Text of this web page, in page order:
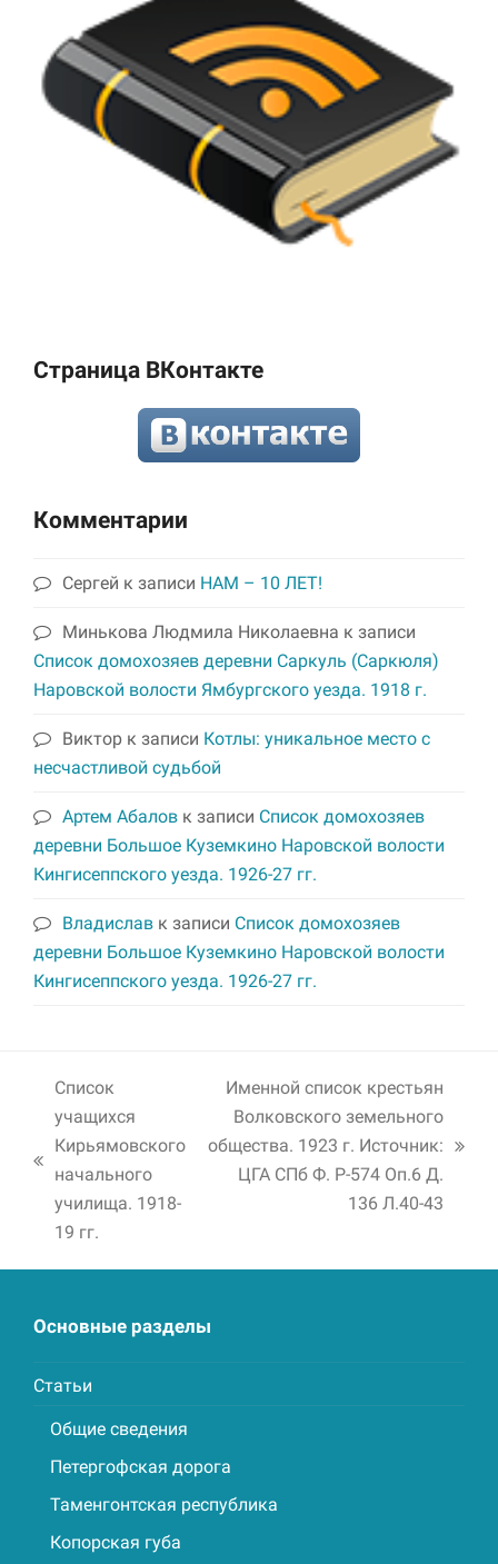
Страница ВКонтакте
Комментарии
Сергей к записи НАМ – 10 ЛЕТ!
Минькова Людмила Николаевна к записи
Список домохозяев деревни Саркуль (Саркюля)
Наровской волости Ямбургского уезда. 1918 г.
Виктор к записи Котлы: уникальное место с
несчастливой судьбой
Артем Абалов к записи Список домохозяев
деревни Большое Куземкино Наровской волости
Кингисеппского уезда. 1926-27 гг.
Владислав к записи Список домохозяев
деревни Большое Куземкино Наровской волости
Кингисеппского уезда. 1926-27 гг.
previous
post:
Список
учащихся
Кирьямовского
начального
училища. 1918-
19 гг.
next
Именной список крестьян
Волковского земельного
общества. 1923 г. Источник:
ЦГА СПб Ф. Р-574 Оп.6 Д.
136 Л.40-43
Основные разделы
Статьи
Общие сведения
Петергофская дорога
Таменгонтская республика
Копорская губа